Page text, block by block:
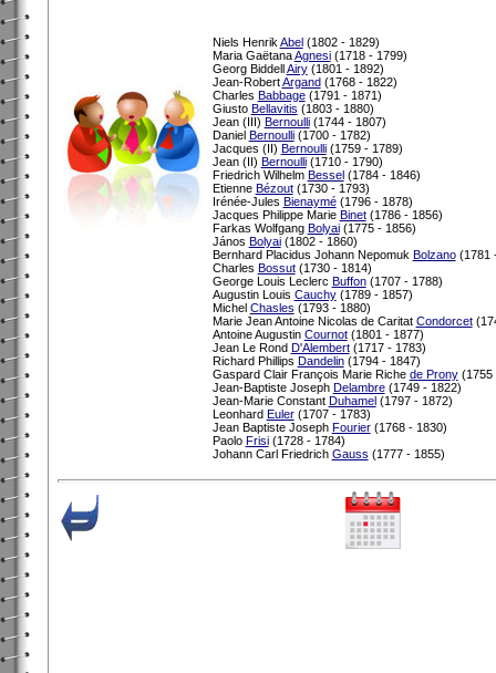
Niels Henrik Abel(1802 - 1829)
Maria GaëtanaAgnesi(1718 - 1799)
Georg BiddellAiry(1801 - 1892)
Jean-RobertArgand(1768 - 1822)
Charles Babbage(1791 - 1871)
Giusto Bellavitis (1803 - 1880)
Jean (III) Bernoulli(1744 - 1807)
Daniel Bernoulli(1700 - 1782)
Jacques (II) Bernoulli(1759 - 1789)
Jean (II) Bernoulli(1710 - 1790)
Friedrich Wilhelm Bessel(1784 - 1846)
Etienne Bézout(1730 - 1793)
Irénée-Jules Bienaymé(1796 - 1878)
Jacques Philippe Marie Binet(1786 - 1856)
Farkas Wolfgang Bolyai(1775 - 1856)
János Bolyai(1802 - 1860)
Bernhard Placidus Johann Nepomuk Bolzano(1781
Charles Bossut(1730 - 1814)
George Louis Leclerc Buffon(1707 - 1788)
Augustin Louis Cauchy(1789 - 1857)
Michel Chasles (1793 - 1880)
Marie Jean Antoine Nicolas de Caritat Condorcet
Antoine Augustin Cournot(1801 - 1877)
Jean Le Rond D'Alembert(1717 - 1783)
Richard Phillips Dandelin(1794 - 1847)
Gaspard Clair François Marie Riche de Prony(1755
Jean-Baptiste Joseph Delambre(1749 - 1822)
Jean-Marie Constant Duhamel(1797 - 1872)
Leonhard Euler(1707 - 1783)
Jean Baptiste Joseph Fourier(1768 - 1830)
Paolo Frisi(1728 - 1784)
Johann Carl Friedrich Gauss (1777 - 1855)